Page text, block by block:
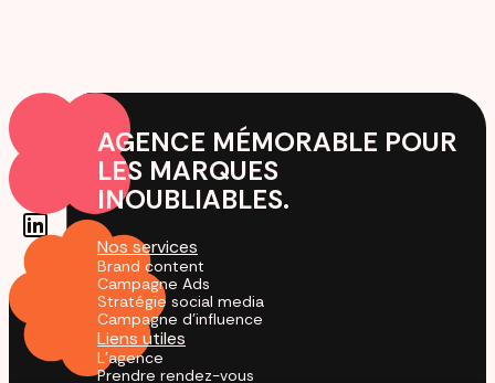
AGENCE MÉMORABLE POUR
LES MARQUES
INOUBLIABLES.
Nos services
Brand content
Campagne Ads
Stratégie social media
Campagne d'influence
Liens utiles
L'agence
Prendre rendez-vous